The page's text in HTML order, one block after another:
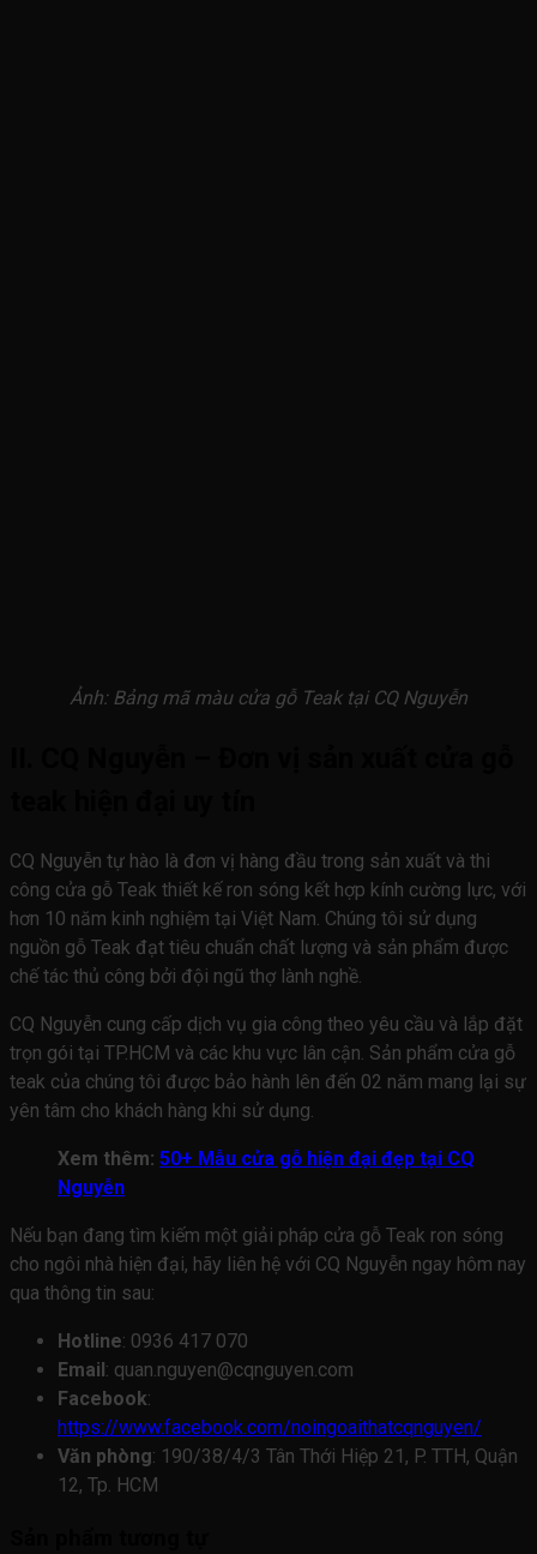
Ảnh: Bảng mã màu cửa gỗ Teak tại CQ Nguyễn
CQ Nguyễn tự hào là đơn vị hàng đầu trong sản xuất và thi
công cửa gỗ Teak thiết kế ron sóng kết hợp kính cường lực, với
hơn 10 năm kinh nghiệm tại Việt Nam. Chúng tôi sử dụng
nguồn gỗ Teak đạt tiêu chuẩn chất lượng và sản phẩm được
chế tác thủ công bởi đội ngũ thợ lành nghề.
CQ Nguyễn cung cấp dịch vụ gia công theo yêu cầu và lắp đặt
trọn gói tại TP.HCM và các khu vực lân cận. Sản phẩm cửa gỗ
teak của chúng tôi được bảo hành lên đến 02 năm mang lại sự
yên tâm cho khách hàng khi sử dụng.
Xem thêm: 50+ Mẫu cửa gỗ hiện đại đẹp tại CQ
Nguyễn
Nếu bạn đang tìm kiếm một giải pháp cửa gỗ Teak ron sóng
cho ngôi nhà hiện đại, hãy liên hệ với CQ Nguyễn ngay hôm nay
qua thông tin sau:
Hotline: 0936 417 070
Email: quan.nguyen@cqnguyen.com
Facebook:
https://www.facebook.com/noingoaithatcqnguyen/
Văn phòng: 190/38/4/3 Tân Thới Hiệp 21, P. TTH, Quận
12, Tp. HCM